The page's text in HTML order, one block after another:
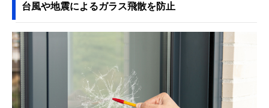
台風や地震によるガラス飛散を防止